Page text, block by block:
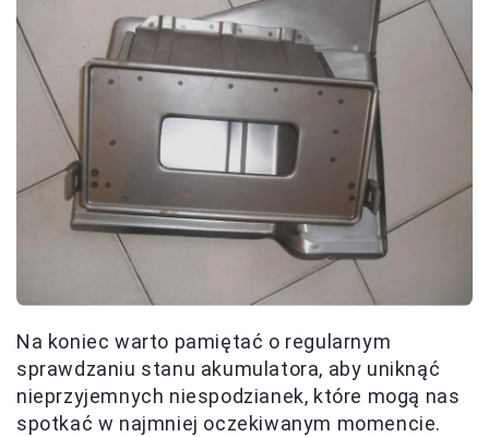
Na koniec warto pamiętać o regularnym
sprawdzaniu stanu akumulatora, aby uniknąć
nieprzyjemnych niespodzianek, które mogą nas
spotkać w najmniej oczekiwanym momencie.